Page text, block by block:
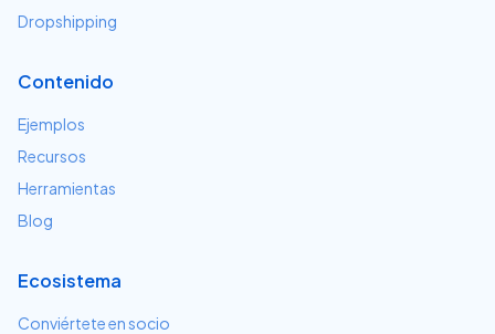
Dropshipping
Contenido
Ejemplos
Recursos
Herramientas
Blog
Ecosistema
Conviértete en socio